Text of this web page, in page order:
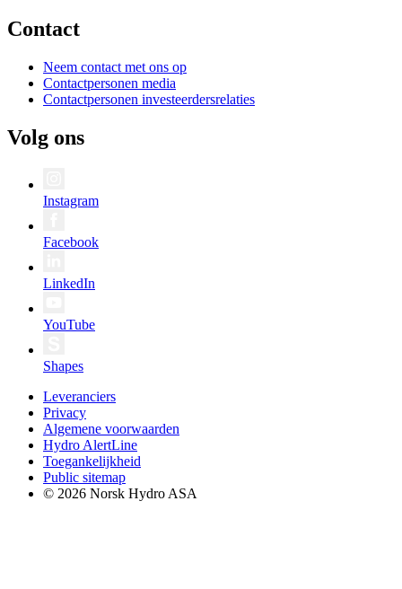
Contact
Neem contact met ons op
Contactpersonen media
Contactpersonen investeerdersrelaties
Volg ons
Instagram
Facebook
LinkedIn
YouTube
Shapes
Leveranciers
Privacy
Algemene voorwaarden
Hydro AlertLine
Toegankelijkheid
Public sitemap
© 2026 Norsk Hydro ASA